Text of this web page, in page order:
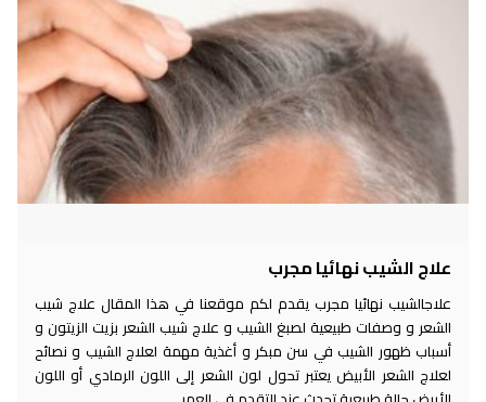
علاج الشيب نهائيا مجرب
علاجالشيب نهائيا مجرب يقدم لكم موقعنا في هذا المقال علاج شيب
الشعر و وصفات طبيعية لصبغ الشيب و علاج شيب الشعر بزيت الزيتون و
أسباب ظهور الشيب في سن مبكر و أغذية مهمة لعلاج الشيب و نصائح
لعلاج الشعر الأبيض يعتبر تحول لون الشعر إلى اللون الرمادي أو اللون